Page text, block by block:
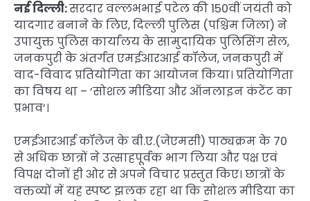
नई दिल्ली:सरदार वल्लभभाई पटेल की 150वीं जयंती को
यादगार बनाने के लिए, दिल्ली पुलिस (पश्चिम जिला) ने
उपायुक्त पुलिस कार्यालय के सामुदायिक पुलिसिंग सेल,
जनकपुरी के अंतर्गत एमईआरआई कॉलेज, जनकपुरी में
वाद-विवाद प्रतियोगिता का आयोजन किया। प्रतियोगिता
का विषय था – ‘सोशल मीडिया और ऑनलाइन कंटेंट का
प्रभाव’।
एमईआरआई कॉलेज के बी.ए.(जेएमसी) पाठ्यक्रम के 70
से अधिक छात्रों ने उत्साहपूर्वक भाग लिया और पक्ष एवं
विपक्ष दोनों ही ओर से अपने विचार प्रस्तुत किए। छात्रों के
वक्तव्यों में यह स्पष्ट झलक रहा था कि सोशल मीडिया का